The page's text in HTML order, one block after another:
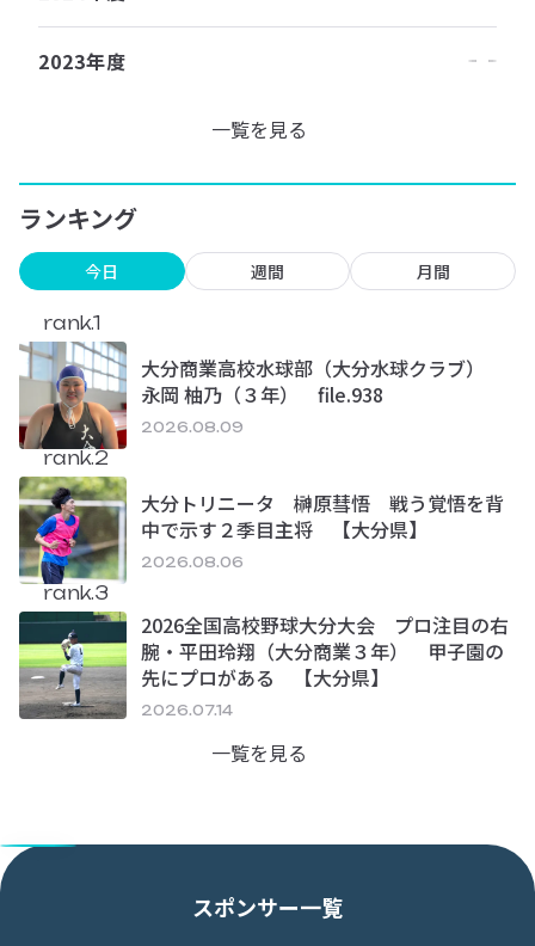
2023年度
一覧を見る
ランキング
今日 週間 月間
rank.1
大分商業高校水球部（大分水球クラブ）
永岡 柚乃（３年） file.938
2026.08.09
rank.2
大分トリニータ 榊原彗悟 戦う覚悟を背
中で示す２季目主将 【大分県】
2026.08.06
rank.3
2026全国高校野球大分大会 プロ注目の右
腕・平田玲翔（大分商業３年） 甲子園の
先にプロがある 【大分県】
2026.07.14
一覧を見る
スポンサー一覧